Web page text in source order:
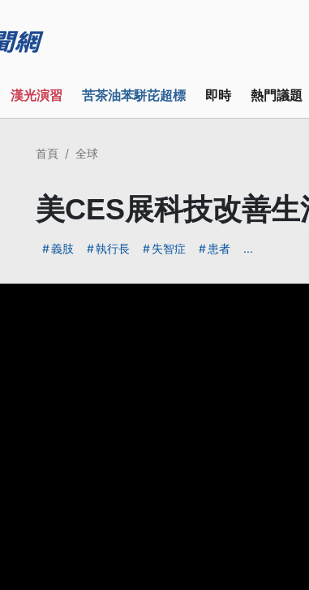
漢光演習 苦茶油苯駢芘超標 即時 熱門議題
首頁 全球
美CES展科技改善
義肢 執行長 失智症 患者 ...